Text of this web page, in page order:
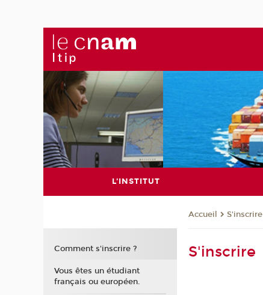
L'INSTITUT
Accueil S'inscrire
S'inscrire
Comment s'inscrire ?
Vous êtes un étudiant
français ou européen.